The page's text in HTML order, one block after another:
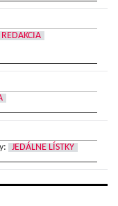
REDAKCIA
JEDÁLNE LÍSTKY